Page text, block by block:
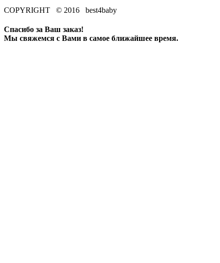
COPYRIGHT © 2016 best4baby
Спасибо за Ваш заказ!
Мы свяжемся с Вами в самое ближайшее время.